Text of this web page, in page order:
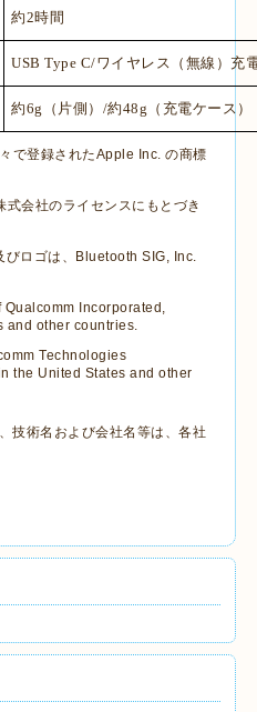
約2時間
USB Type C/ワイヤレス（無線）充
約6g （片側） /約48g （充電ケース）
で登録されたApple Inc. の商標
会社のライセンスにもとづき
ロゴは、Bluetooth SIG, Inc.
Incorporated,
and other countries.
Technologies
the United States and other
技術名および会社名等は、各社